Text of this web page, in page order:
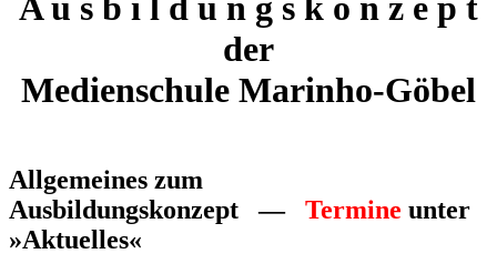
A u s b i l d u n g s k o n z e p t
der
Medienschule Marinho-Göbel
Allgemeines zum
Ausbildungskonzept — Termine unter
»Aktuelles«